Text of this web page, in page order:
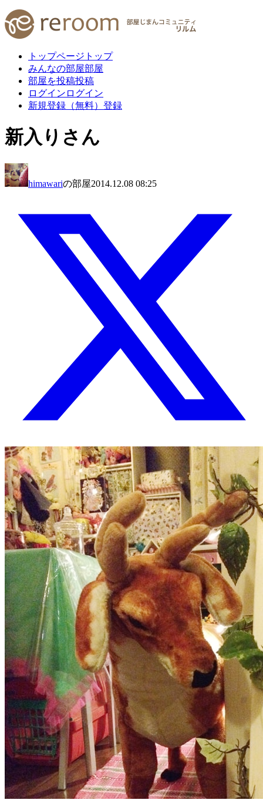
トップページ トップ
みんなの部屋部屋
部屋を投稿投稿
ログイン ログイン
新規登録（無料） 登録
新入りさん
himawariの部屋2014.12.08 08:25